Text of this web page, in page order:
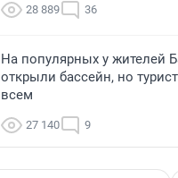
28 889 36
На популярных у жителей
открыли бассейн, но
всем
27 140 9